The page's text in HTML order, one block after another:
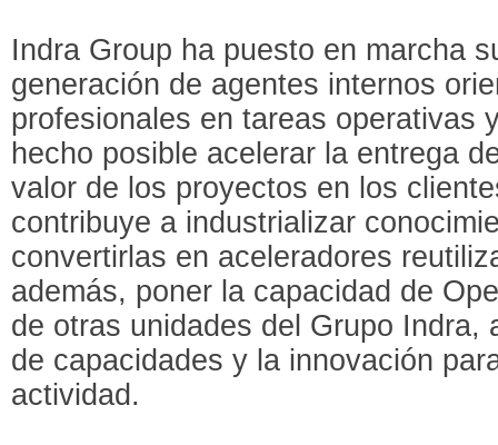
Indra Group ha puesto en marcha
generación de agentes internos
profesionales en tareas operativas
hecho posible acelerar la entrega
valor de los proyectos en los
contribuye a industrializar
convertirlas en aceleradores
además, poner la capacidad de
de otras unidades del Grupo Indra,
de capacidades y la innovación
actividad.